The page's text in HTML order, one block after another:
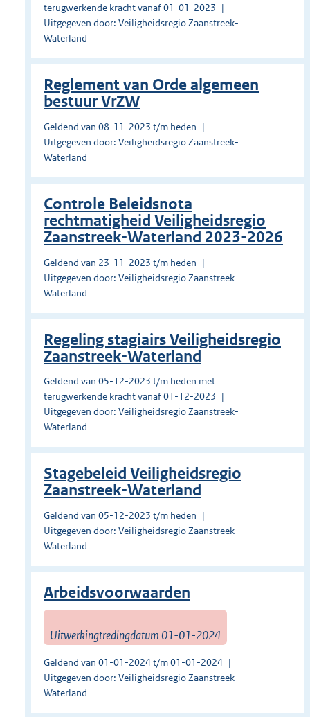
terugwerkende kracht vanaf 01-01-2023
Uitgegeven door: Veiligheidsregio Zaanstreek-
Waterland
Reglement van Orde algemeen
bestuur VrZW
Geldend van 08-11-2023 t/m heden
Uitgegeven door: Veiligheidsregio Zaanstreek-
Waterland
Controle Beleidsnota
rechtmatigheid Veiligheidsregio
Zaanstreek-Waterland 2023-2026
Geldend van 23-11-2023 t/m heden
Uitgegeven door: Veiligheidsregio Zaanstreek-
Waterland
Regeling stagiairs Veiligheidsregio
Zaanstreek-Waterland
Geldend van 05-12-2023 t/m heden met
terugwerkende kracht vanaf 01-12-2023
Uitgegeven door: Veiligheidsregio Zaanstreek-
Waterland
Stagebeleid Veiligheidsregio
Zaanstreek-Waterland
Geldend van 05-12-2023 t/m heden
Uitgegeven door: Veiligheidsregio Zaanstreek-
Waterland
Arbeidsvoorwaarden
Uitwerkingtredingdatum 01-01-2024
Geldend van 01-01-2024 t/m 01-01-2024
Uitgegeven door: Veiligheidsregio Zaanstreek-
Waterland